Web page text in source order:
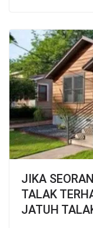
JIKA
TALAK
JATUH